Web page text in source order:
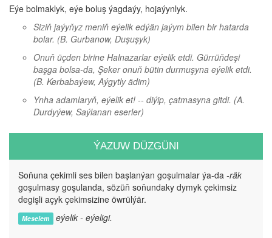
Eýe bolmaklyk, eýe boluş ýagdaýy, hojaýynlyk.
Siziň jaýyňyz meniň eýelik edýän jaýym bilen bir hatarda
bolar. (B. Gurbanow, Duşuşyk)
Onuň üçden birine Halnazarlar eýelik etdi. Gürrüňdeşi
başga bolsa-da, Şeker onuň bütin durmuşyna eýelik etdi.
(B. Kerbabaýew, Aýgytly ädim)
Ynha adamlaryň, eýelik et! -- diýip, çatmasyna gitdi. (A.
Durdyýew, Saýlanan eserler)
ÝAZUW DÜZGÜNI
Soňuna çekimli ses bilen başlanýan goşulmalar ýa-da -räk
goşulmasy goşulanda, sözüň soňundaky dymyk çekimsiz
degişli açyk çekimsizine öwrülýär.
Meselem eýelik - eýeligi.